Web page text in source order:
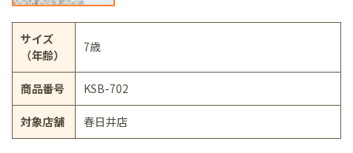
サイズ
（年齢）
7歳
商品番号 KSB-702
対象店舗 春日井店